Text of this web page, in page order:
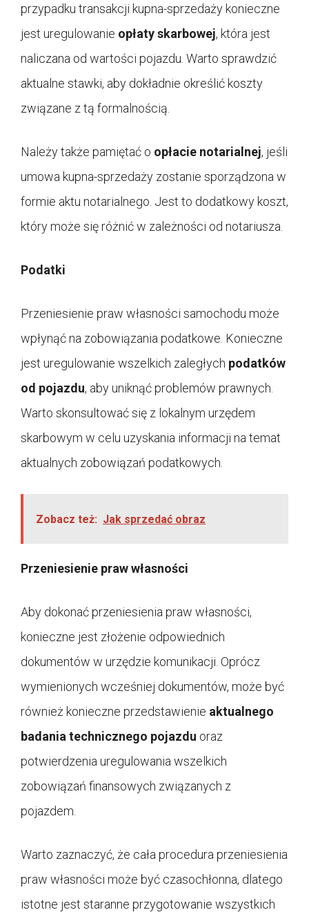
przypadku transakcji kupna-sprzedaży konieczne
jest uregulowanie opłaty skarbowej, która jest
naliczana od wartości pojazdu. Warto sprawdzić
aktualne stawki, aby dokładnie określić koszty
związane z tą formalnością.
Należy także pamiętać o opłacie notarialnej, jeśli
umowa kupna-sprzedaży zostanie sporządzona w
formie aktu notarialnego. Jest to dodatkowy koszt,
który może się różnić w zależności od notariusza.
Podatki
Przeniesienie praw własności samochodu może
wpłynąć na zobowiązania podatkowe. Konieczne
jest uregulowanie wszelkich zaległych podatków
od pojazdu, aby uniknąć problemów prawnych.
Warto skonsultować się z lokalnym urzędem
skarbowym w celu uzyskania informacji na temat
aktualnych zobowiązań podatkowych.
Zobacz też: Jak sprzedać obraz
Przeniesienie praw własności
Aby dokonać przeniesienia praw własności,
konieczne jest złożenie odpowiednich
dokumentów w urzędzie komunikacji. Oprócz
wymienionych wcześniej dokumentów, może być
również konieczne przedstawienie aktualnego
badania technicznego pojazdu oraz
potwierdzenia uregulowania wszelkich
zobowiązań finansowych związanych z
pojazdem.
Warto zaznaczyć, że cała procedura przeniesienia
praw własności może być czasochłonna, dlatego
istotne jest staranne przygotowanie wszystkich